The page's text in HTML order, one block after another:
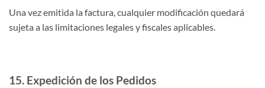
Una vez emitida la factura, cualquier modificación quedará
sujeta a las limitaciones legales y fiscales aplicables.
15. Expedición de los Pedidos